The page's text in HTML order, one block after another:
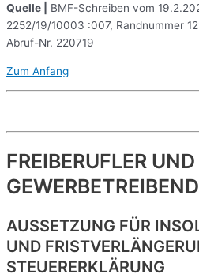
Quelle |
BMF-Schreiben vom
2252/19/10003 :007, Randnummer
Abruf-Nr. 220719
Zum Anfang
FREIBERUFLER UND
AUSSETZUNG FÜR
UND
STEUERERKLÄRUNG